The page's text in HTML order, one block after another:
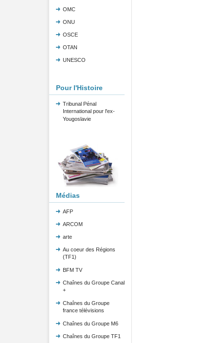
OMC
ONU
OSCE
OTAN
UNESCO
Pour l'Histoire
Tribunal Pénal
International pour l'ex-
Yougoslavie
Médias
AFP
ARCOM
arte
Au coeur des Régions
(TF1)
BFM TV
Chaînes du Groupe Canal
+
Chaînes du Groupe
france télévisions
Chaînes du Groupe M6
Chaînes du Groupe TF1